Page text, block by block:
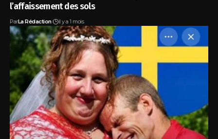
l’affaissement des sols
ParLa Rédaction il y a 1 mois